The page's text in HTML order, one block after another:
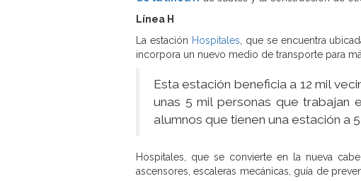
Línea H
La estación Hospitales , que se encuentra
incorpora un nuevo medio de transporte para
Esta estación beneficia a 12 mil
unas 5 mil personas que
alumnos que tienen una estación a
Hospitales, que se convierte en la nueva
ascensores, escaleras mecánicas, guía de